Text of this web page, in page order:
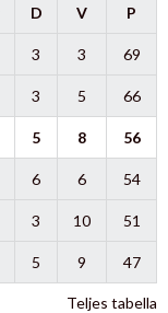
D V P
3 3 69
3 5 66
5 8 56
6 6 54
3 10 51
5 9 47
Teljes tabella